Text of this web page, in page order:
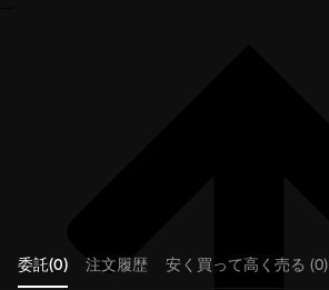
委託(0) 注文履歴 安く買って高く売る (0)